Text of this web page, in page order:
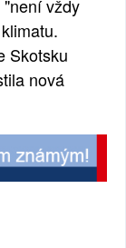
vždy
Skotsku
nová